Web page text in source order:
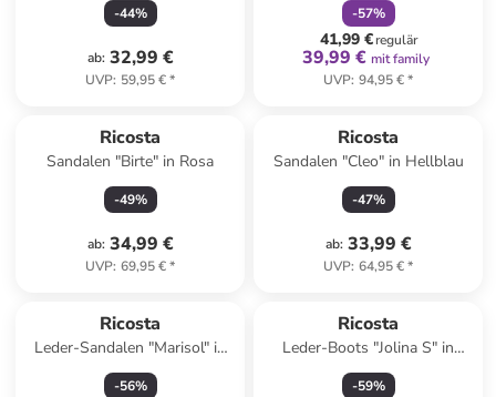
-44%
ab: 32,99 €
UVP: 59,95 €*
-57%
41,99 €regulär
39,99 € mit family
UVP: 94,95 €*
Ricosta
Sandalen "Birte" in Rosa
-49%
ab: 34,99 €
UVP: 69,95 €*
Ricosta
Sandalen "Cleo" in Hellblau
-47%
ab: 33,99 €
UVP: 64,95 €*
Ricosta
Leder-Sandalen "Marisol" in
Rosa
-56%
Ricosta
Leder-Boots "Jolina S" in
Dunkelblau
-59%